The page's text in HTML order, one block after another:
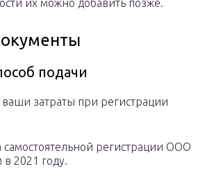
их можно добавить позже.
подачи
ваши затраты при регистрации
регистрации ООО
в 2021 году.